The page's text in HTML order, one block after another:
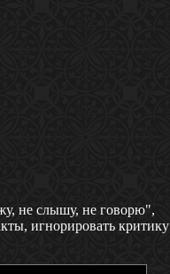
не слышу, не говорю",
игнорировать критику